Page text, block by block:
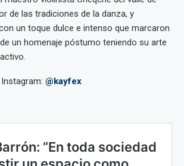
de las tradiciones de la danza, y
un toque dulce e intenso que marcaron
un homenaje póstumo teniendo su arte
@kayfex